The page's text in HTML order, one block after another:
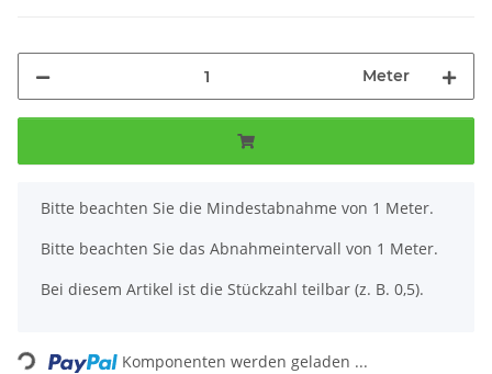
Meter
x
Bitte beachten Sie die Mindestabnahme von 1 Meter.
Bitte beachten Sie das Abnahmeintervall von 1 Meter.
Bei diesem Artikel ist die Stückzahl teilbar (z. B. 0,5).
Loading... Komponenten werden geladen ...